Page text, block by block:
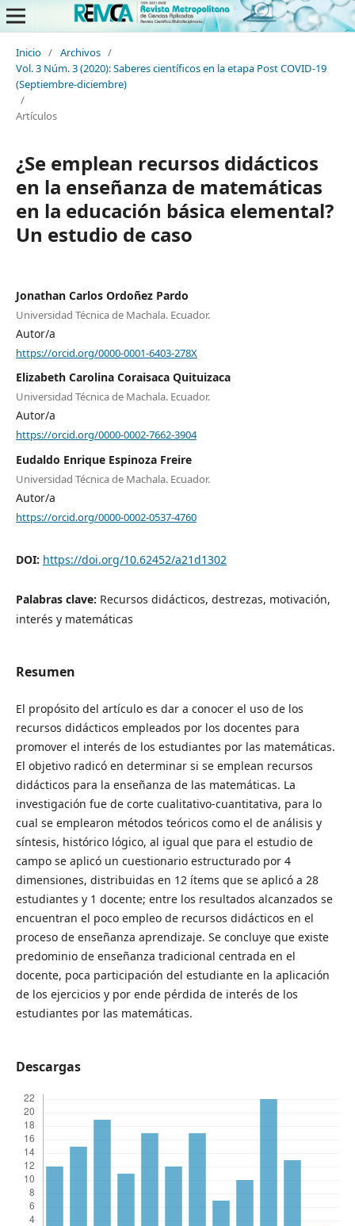
Inicio / Archivos /
Vol. 3 Núm. 3 (2020): Saberes científicos en la etapa Post COVID-19
(Septiembre-diciembre)
/
Artículos
¿Se emplean recursos didácticos
en la enseñanza de matemáticas
en la educación básica elemental?
Un estudio de caso
Jonathan Carlos Ordoñez Pardo
Universidad Técnica de Machala. Ecuador.
Autor/a
https://orcid.org/0000-0001-6403-278X
Elizabeth Carolina Coraisaca Quituizaca
Universidad Técnica de Machala. Ecuador.
Autor/a
https://orcid.org/0000-0002-7662-3904
Eudaldo Enrique Espinoza Freire
Universidad Técnica de Machala. Ecuador.
Autor/a
https://orcid.org/0000-0002-0537-4760
DOI: https://doi.org/10.62452/a21d1302
Palabras clave: Recursos didácticos, destrezas, motivación,
interés y matemáticas
Resumen
El propósito del artículo es dar a conocer el uso de los
recursos didácticos empleados por los docentes para
promover el interés de los estudiantes por las matemáticas.
El objetivo radicó en determinar si se emplean recursos
didácticos para la enseñanza de las matemáticas. La
investigación fue de corte cualitativo-cuantitativa, para lo
cual se emplearon métodos teóricos como el de análisis y
síntesis, histórico lógico, al igual que para el estudio de
campo se aplicó un cuestionario estructurado por 4
dimensiones, distribuidas en 12 ítems que se aplicó a 28
estudiantes y 1 docente; entre los resultados alcanzados se
encuentran el poco empleo de recursos didácticos en el
proceso de enseñanza aprendizaje. Se concluye que existe
predominio de enseñanza tradicional centrada en el
docente, poca participación del estudiante en la aplicación
de los ejercicios y por ende pérdida de interés de los
estudiantes por las matemáticas.
Descargas